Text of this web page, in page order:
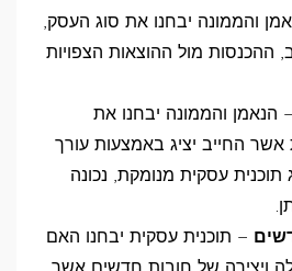
והממונה יבחנו את סוג העסק,
ההכנסות מול ההוצאות הצפויות
– הנאמן והממונה יבחנו את
החייב יציג באמצעות עורך
תוכנית עסקית מנומקת, נכונה
– תוכנית עסקית יבחנו האם